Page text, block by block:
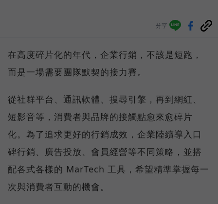
分享
在高度碎片化的年代，企業行銷，不該是短跑，
而是一場需要團隊默契的接力賽。
從社群平台、通訊軟體、搜尋引擎，再到網紅、
短影音等，消費者與品牌的接觸點愈來愈碎片
化。為了追求更好的行銷成效，企業陸續導入口
碑行銷、廣告投放、會員經營等不同策略，並搭
配各式各樣的 MarTech 工具，希望精準掌握每一
次與消費者互動的機會。